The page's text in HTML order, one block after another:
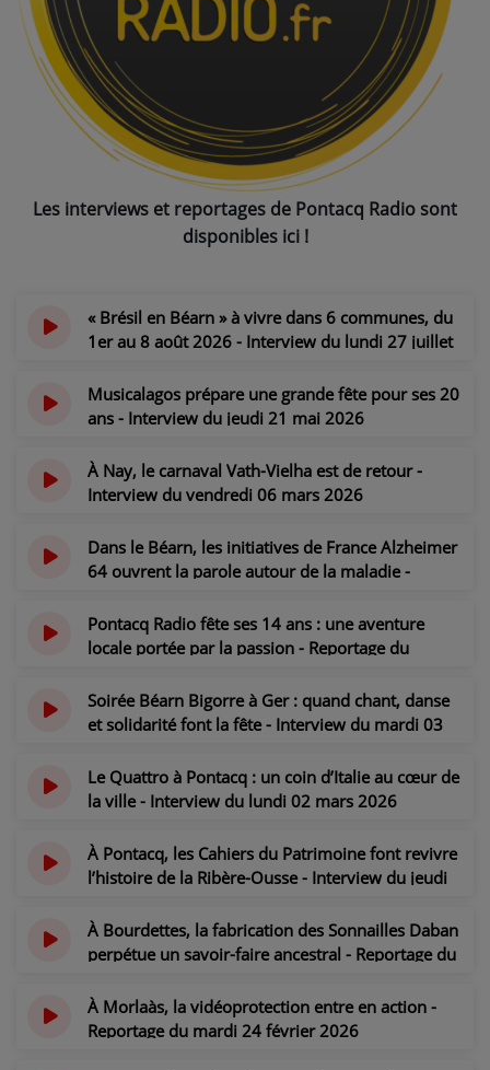
NOS PROGRAMMES COURTS
ARCHIVES - SAISONS PASSÉES
VOS ÉMISSIONS EN IMAGES
PHOTOS
ANNONCEURS & ESPACE PRO
VOTRE PUBLICITÉ SUR PONTACQ RADIO
L'INFORMATION
EN QUOI ÇA CONSISTE ?
JEUX CONCOURS
VENEZ DANS LE PUBLIC !
CRÉATIONS AUDIOVISUELLES
VIDÉOS | L’ŒIL DE L'OIE
VIDÉOS | JEUX
PARTENAIRES
Les interviews et reportages de Pontacq Radio sont
disponibles ici !
« Brésil en Béarn » à vivre dans 6 communes, du
1er au 8 août 2026 - Interview du lundi 27 juillet
il y a 1 semaine
Musicalagos prépare une grande fête pour ses 20
ans - Interview du jeudi 21 mai 2026
À Nay, le carnaval Vath-Vielha est de retour -
Interview du vendredi 06 mars 2026
Dans le Béarn, les initiatives de France Alzheimer
64 ouvrent la parole autour de la maladie -
il y a 5 mois
Pontacq Radio fête ses 14 ans : une aventure
locale portée par la passion - Reportage du
il y a 5 mois
Soirée Béarn Bigorre à Ger : quand chant, danse
et solidarité font la fête - Interview du mardi 03
il y a 5 mois
Le Quattro à Pontacq : un coin d’Italie au cœur de
la ville - Interview du lundi 02 mars 2026
À Pontacq, les Cahiers du Patrimoine font revivre
l’histoire de la Ribère-Ousse - Interview du jeudi
il y a 5 mois
À Bourdettes, la fabrication des Sonnailles Daban
perpétue un savoir-faire ancestral - Reportage du
il y a 5 mois
À Morlaàs, la vidéoprotection entre en action -
Reportage du mardi 24 février 2026